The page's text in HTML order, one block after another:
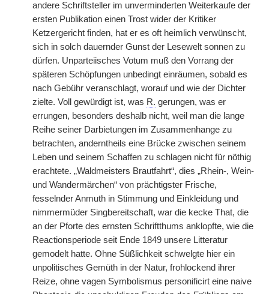
andere Schriftsteller im unverminderten Weiterkaufe der
ersten Publikation einen Trost wider der Kritiker
Ketzergericht finden, hat er es oft heimlich verwünscht,
sich in solch dauernder Gunst der Lesewelt sonnen zu
dürfen. Unparteiisches Votum muß den Vorrang der
späteren Schöpfungen unbedingt einräumen, sobald es
nach Gebühr veranschlagt, worauf und wie der Dichter
zielte. Voll gewürdigt ist, was R. gerungen, was er
errungen, besonders deshalb nicht, weil man die lange
Reihe seiner Darbietungen im Zusammenhange zu
betrachten, anderntheils eine Brücke zwischen seinem
Leben und seinem Schaffen zu schlagen nicht für nöthig
erachtete. „Waldmeisters Brautfahrt“, dies „Rhein-, Wein-
und Wandermärchen“ von prächtigster Frische,
fesselnder Anmuth in Stimmung und Einkleidung und
nimmermüder Singbereitschaft, war die kecke That, die
an der Pforte des ernsten Schriftthums anklopfte, wie die
Reactionsperiode seit Ende 1849 unsere Litteratur
gemodelt hatte. Ohne Süßlichkeit schwelgte hier ein
unpolitisches Gemüth in der Natur, frohlockend ihrer
Reize, ohne vagen Symbolismus personificirt eine naive